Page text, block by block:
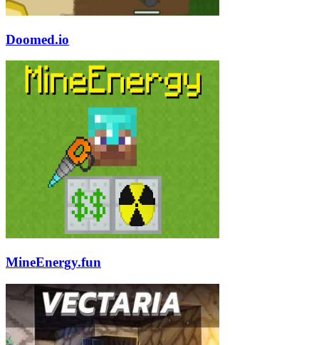
Doomed.io
MineEnergy.fun